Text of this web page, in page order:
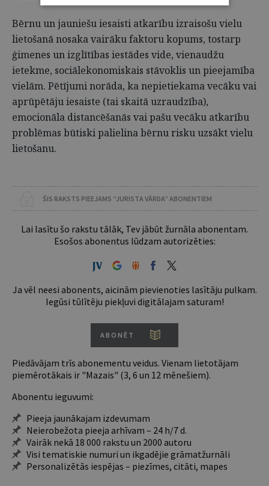
Bērnu un jauniešu iesaisti atkarību izraisošu vielu
lietošanā nosaka vairāku faktoru kopums, tostarp
ģimenes un izglītības iestādes vide, vienaudžu
ietekme, sociālekonomiskais stāvoklis un pieejamība
vielām. Pētījumi norāda, ka nepietiekama vecāku vai
aprūpētāju iesaiste (tai skaitā uzraudzība),
emocionāla distancēšanās vai pašu vecāku atkarību
problēmas būtiski palielina bērnu risku uzsākt vielu
lietošanu.
ŠIS RAKSTS PIEEJAMS “JURISTA VĀRDA” ABONENTIEM
Lai lasītu šo rakstu tālāk, Tev jābūt žurnāla abonentam.
Esošos abonentus lūdzam autorizēties:
Ja vēl neesi abonents, aicinām pievienoties lasītāju pulkam.
Iegūsi tūlītēju piekļuvi digitālajam saturam!
ABONĒT
Piedāvājam trīs abonementu veidus. Vienam lietotājam
piemērotākais ir "Mazais" (3, 6 un 12 mēnešiem).
Abonentu ieguvumi:
Pieeja jaunākajam izdevumam
Neierobežota pieeja arhīvam – 24 h/7 d.
Vairāk nekā 18 000 rakstu un 2000 autoru
Visi tematiskie numuri un ikgadējie grāmatžurnāli
Personalizētās iespējas – piezīmes, citāti, mapes